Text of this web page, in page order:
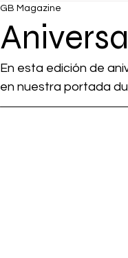
GB Magazine
En esta edición de
en nuestra portada